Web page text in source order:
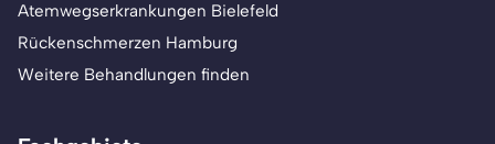
Atemwegserkrankungen Bielefeld
Rückenschmerzen Hamburg
Weitere Behandlungen finden